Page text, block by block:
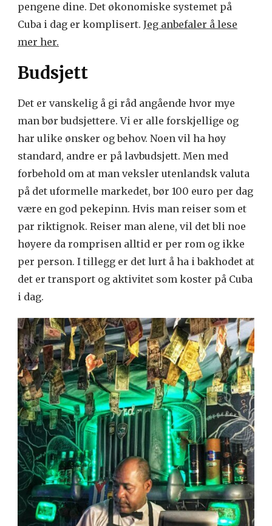
pengene dine. Det økonomiske systemet på
Cuba i dag er komplisert. Jeg anbefaler å lese
mer her.
Budsjett
Det er vanskelig å gi råd angående hvor mye
man bør budsjettere. Vi er alle forskjellige og
har ulike ønsker og behov. Noen vil ha høy
standard, andre er på lavbudsjett. Men med
forbehold om at man veksler utenlandsk valuta
på det uformelle markedet, bør 100 euro per dag
være en god pekepinn. Hvis man reiser som et
par riktignok. Reiser man alene, vil det bli noe
høyere da romprisen alltid er per rom og ikke
per person. I tillegg er det lurt å ha i bakhodet at
det er transport og aktivitet som koster på Cuba
i dag.